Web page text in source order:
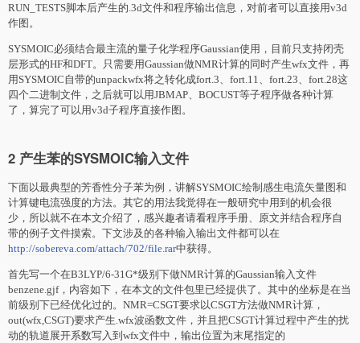
RUN_TESTS脚本后产生的.3d文件和程序输出信息，对前者可以直接用v3d
作图。
SYSMOIC必须结合最主流的量子化学程序Gaussian使用，目前只支持闭壳
层形式的HF和DFT。只需要用Gaussian做NMR计算的同时产生wfx文件，再
用SYSMOIC自带的unpackwfx将之转化成fort.3、fort.11、fort.23、fort.28这
四个二进制文件，之后就可以用JBMAP、BOCUST等子程序做各种计算
了，算完了可以用v3d子程序直接作图。
2 产生苯的SYSMOIC输入文件
下面以最典型的芳香性分子苯为例，讲解SYSMOIC绘制感生电流矢量图和
计算键电流强度的方法。其它的用法我觉得在一般研究中用到的机会很
少，所以就不在本文介绍了，感兴趣者请看程序手册、原文并结合程序自
带的例子文件摸索。下文涉及的各种输入输出文件都可以在
http://sobereva.com/attach/702/file.rar中获得。
首先写一个在B3LYP/6-31G*级别下做NMR计算的Gaussian输入文件
benzene.gjf，内容如下，在本文的文件包里已经提供了。其中的坐标是在当
前级别下已经优化过的。NMR=CSGT要求以CSGT方法做NMR计算，
out(wfx,CSGT)要求产生.wfx波函数文件，并且把CSGT计算过程中产生的扰
动的轨道展开系数写入到wfx文件中，输出位置为末尾指定的